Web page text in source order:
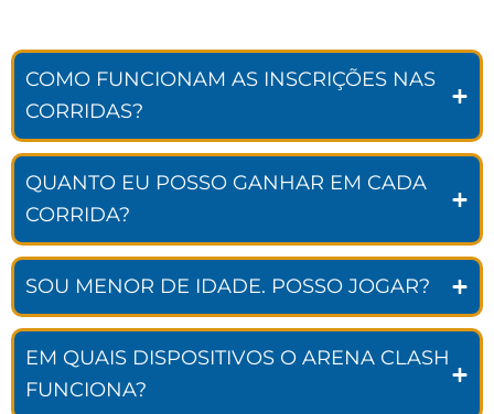
COMO FUNCIONAM AS INSCRIÇÕES NAS
CORRIDAS?
QUANTO EU POSSO GANHAR EM CADA
CORRIDA?
SOU MENOR DE IDADE. POSSO JOGAR?
EM QUAIS DISPOSITIVOS O ARENA CLASH
FUNCIONA?